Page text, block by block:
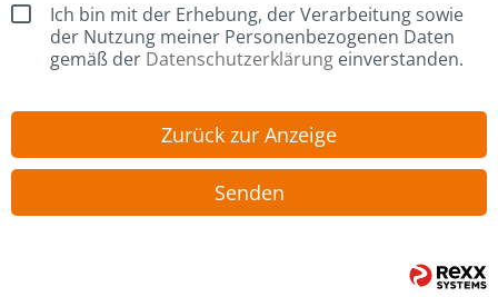
Ich bin mit der Erhebung, der Verarbeitung sowie
der Nutzung meiner Personenbezogenen Daten
gemäß der Datenschutzerklärung einverstanden.
Zurück zur Anzeige
Senden